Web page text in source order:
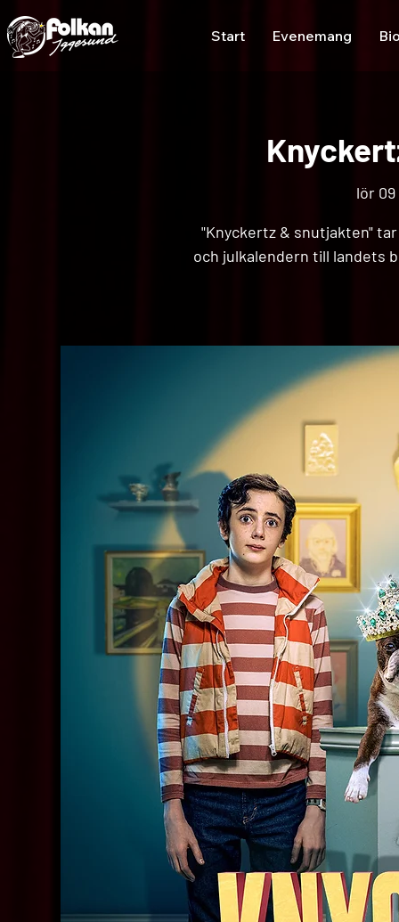
Start Evenemang
lör
"Knyckertz & snutjakten"
och julkalendern till landets